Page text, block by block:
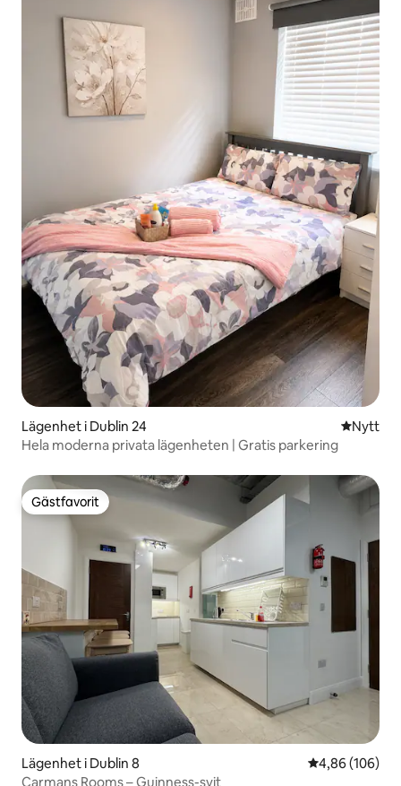
Lägenhet i Dublin 24 NyttNytt
Hela moderna privata lägenheten | Gratis parkering
Gästfavorit
Gästfavorit
Lägenhet i Dublin 8 4,86 av 5 i
4,86 (106)
Carmans Rooms – Guinness-svit